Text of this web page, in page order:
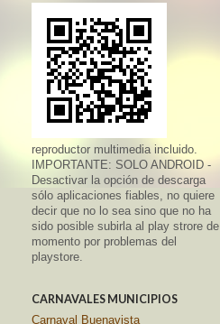
reproductor multimedia incluido.
IMPORTANTE: SOLO ANDROID -
Desactivar la opción de descarga
sólo aplicaciones fiables, no quiere
decir que no lo sea sino que no ha
sido posible subirla al play strore de
momento por problemas del
playstore.
CARNAVALES MUNICIPIOS
Carnaval Buenavista